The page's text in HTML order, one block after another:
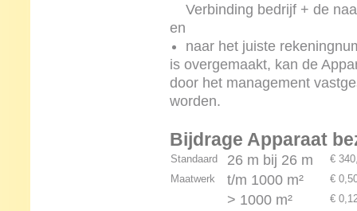
Verbinding bedrijf + de
en
naar het juiste
is overgemaakt, kan de
door het management
worden.
Bijdrage Apparaat
Standaard 26 m bij 26 m
€
Maatwerk
t/m 1000 m² €
> 1000 m² €